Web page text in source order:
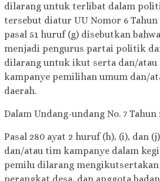
dilarang untuk terlibat dalam
tersebut diatur UU Nomor 6 Tahun
pasal 51 huruf (g) disebutkan
menjadi pengurus partai politik
dilarang untuk ikut serta dan/
kampanye pemilihan umum dan/
daerah.
Dalam Undang-undang No. 7
Pasal 280 ayat 2 huruf (h), (i), dan
dan/atau tim kampanye dalam
pemilu dilarang mengikutsertakan